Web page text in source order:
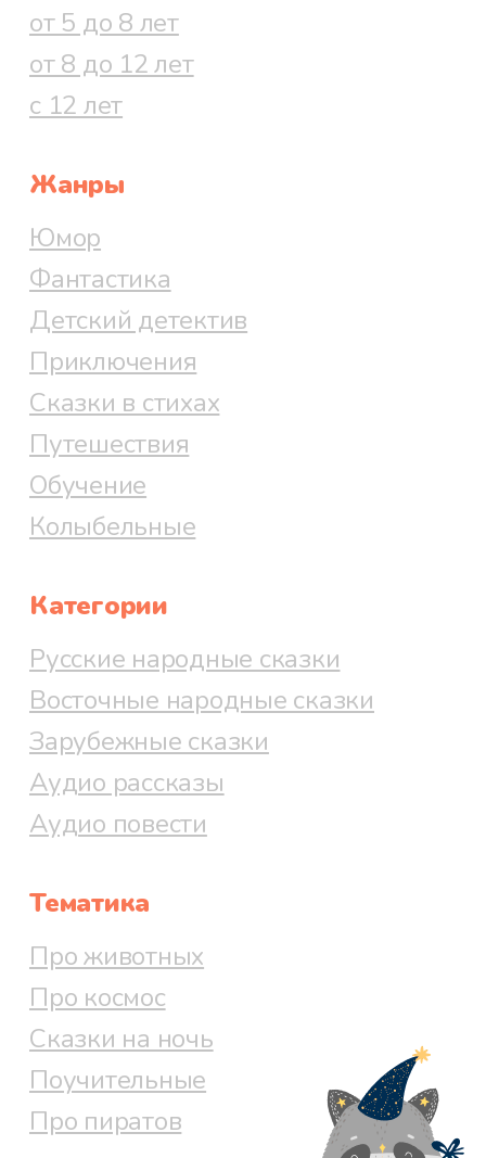
от 5 до 8 лет
от 8 до 12 лет
с 12 лет
Жанры
Юмор
Фантастика
Детский детектив
Приключения
Сказки в стихах
Путешествия
Обучение
Колыбельные
Категории
Русские народные сказки
Восточные народные сказки
Зарубежные сказки
Аудио рассказы
Аудио повести
Тематика
Про животных
Про космос
Сказки на ночь
Поучительные
Про пиратов